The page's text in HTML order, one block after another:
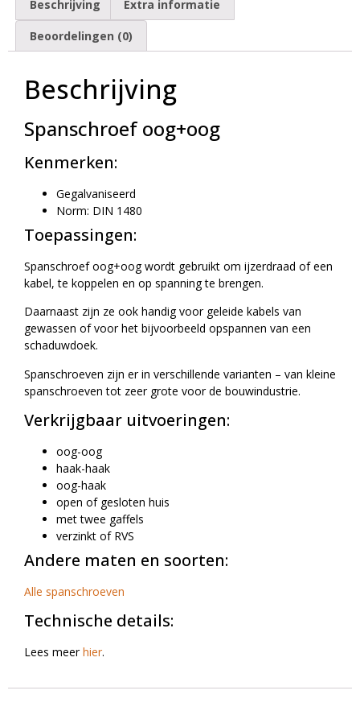
Beschrijving Extra informatie
Beoordelingen (0)
Beschrijving
Spanschroef oog+oog
Kenmerken:
Gegalvaniseerd
Norm: DIN 1480
Toepassingen:
Spanschroef oog+oog wordt gebruikt om ijzerdraad of een
kabel, te koppelen en op spanning te brengen.
Daarnaast zijn ze ook handig voor geleide kabels van
gewassen of voor het bijvoorbeeld opspannen van een
schaduwdoek.
Spanschroeven zijn er in verschillende varianten – van kleine
spanschroeven tot zeer grote voor de bouwindustrie.
Verkrijgbaar uitvoeringen:
oog-oog
haak-haak
oog-haak
open of gesloten huis
met twee gaffels
verzinkt of RVS
Andere maten en soorten:
Alle spanschroeven
Technische details:
Lees meerhier.